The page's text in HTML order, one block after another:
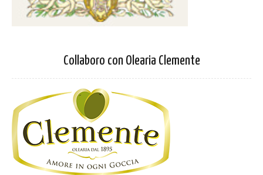
Collaboro con Olearia Clemente